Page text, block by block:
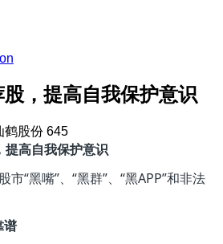
，提高自我保护意识
鹤股份 645
提高自我保护意识
“黑嘴”、“黑群”、“黑APP”和非法
谱